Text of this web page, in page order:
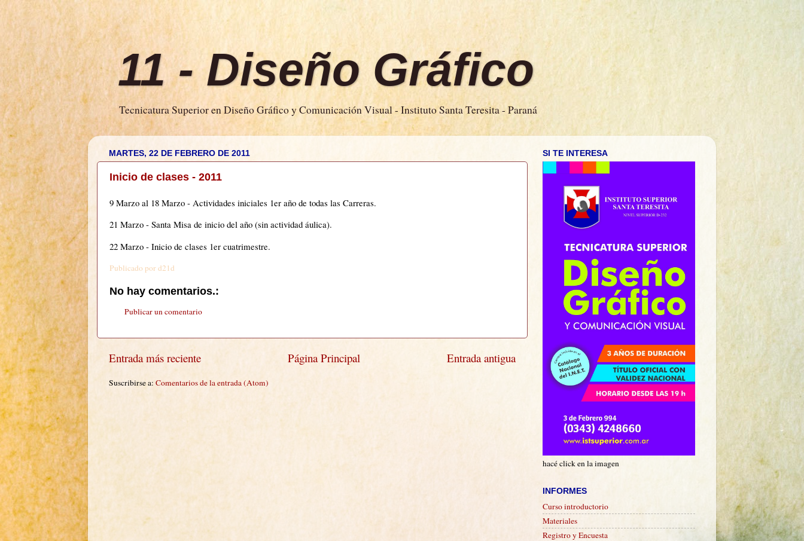
11 - Diseño Gráfico
Tecnicatura Superior en Diseño Gráfico y Comunicación Visual - Instituto Santa Teresita - Paraná
MARTES, 22 DE FEBRERO DE 2011
Inicio de clases - 2011
9 Marzo al 18 Marzo - Actividades iniciales 1er año de todas las Carreras.
21 Marzo - Santa Misa de inicio del año (sin actividad áulica).
22 Marzo - Inicio de clases 1er cuatrimestre.
Publicado pord21d
No hay comentarios.:
Publicar un comentario
Entrada más reciente Entrada antigua
Página Principal
Suscribirse a: Comentarios de la entrada (Atom)
SI TE INTERESA
hacé click en la imagen
INFORMES
Curso introductorio
Materiales
Registro y Encuesta